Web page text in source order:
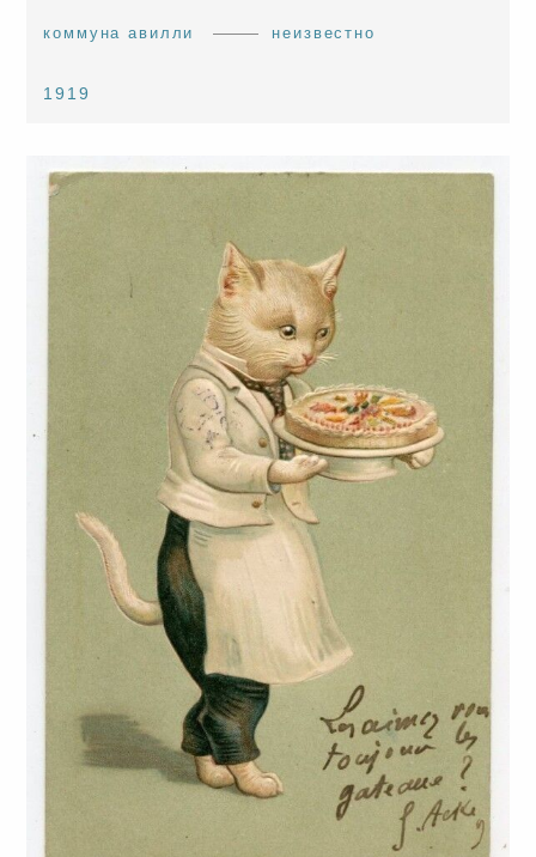
коммуна авилли неизвестно
1919